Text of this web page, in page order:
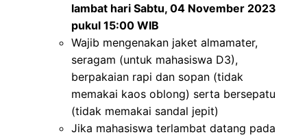
lambat hari Sabtu, 04 November 2023
pukul 15:00 WIB
Wajib mengenakan jaket almamater,
seragam (untuk mahasiswa D3),
berpakaian rapi dan sopan (tidak
memakai kaos oblong) serta bersepatu
(tidak memakai sandal jepit)
Jika mahasiswa terlambat datang pada